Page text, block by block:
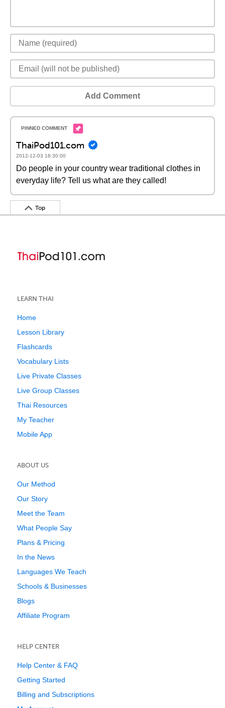
Add Comment
ThaiPod101.com
2012-12-03 18:30:00
Do people in your country wear traditional clothes in
everyday life? Tell us what are they called!
Top
LEARN THAI
Home
Lesson Library
Flashcards
Vocabulary Lists
Live Private Classes
Live Group Classes
Thai Resources
My Teacher
Mobile App
ABOUT US
Our Method
Our Story
Meet the Team
What People Say
Plans & Pricing
In the News
Languages We Teach
Schools & Businesses
Blogs
Affiliate Program
HELP CENTER
Help Center & FAQ
Getting Started
Billing and Subscriptions